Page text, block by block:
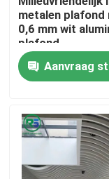
Contacteer ons
Verzoek om
De panelen
Het Comité van
metalen plafond
0,6 mm wit
plafond
Aanvraag